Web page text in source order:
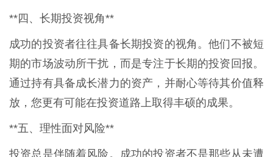
**四、长期投资视角**
成功的投资者往往具备长期投资的视角。他们不被短
期的市场波动所干扰，而是专注于长期的投资回报。
通过持有具备成长潜力的资产，并耐心等待其价值释
放，您更有可能在投资道路上取得丰硕的成果。
**五、理性面对风险**
投资总是伴随着风险。成功的投资者不是那些从未遭